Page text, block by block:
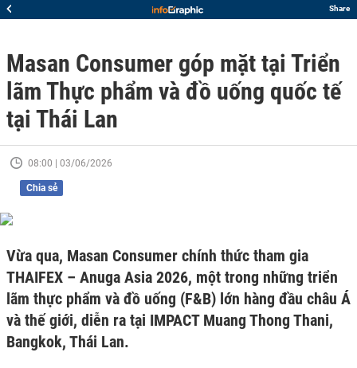
Share
Masan Consumer góp mặt tại Triển
lãm Thực phẩm và đồ uống quốc tế
tại Thái Lan
08:00 | 03/06/2026
Chia sẻ
Vừa qua, Masan Consumer chính thức tham gia
THAIFEX – Anuga Asia 2026, một trong những triển
lãm thực phẩm và đồ uống (F&B) lớn hàng đầu châu Á
và thế giới, diễn ra tại IMPACT Muang Thong Thani,
Bangkok, Thái Lan.